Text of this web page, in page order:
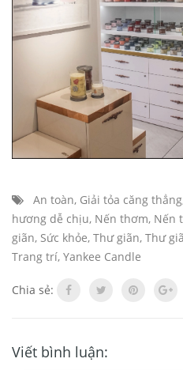
An toàn, Giải tỏa căng thẳng
hương dễ chịu, Nến thơm, Nến
giãn, Sức khỏe, Thư giãn, Thư
Trang trí, Yankee Candle
Chia sẻ:
Viết bình luận: